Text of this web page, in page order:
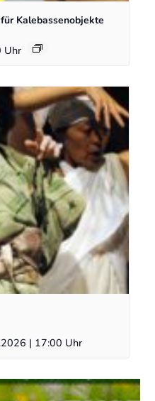
Kalebassenobjekte
Uhr
| 17:00 Uhr